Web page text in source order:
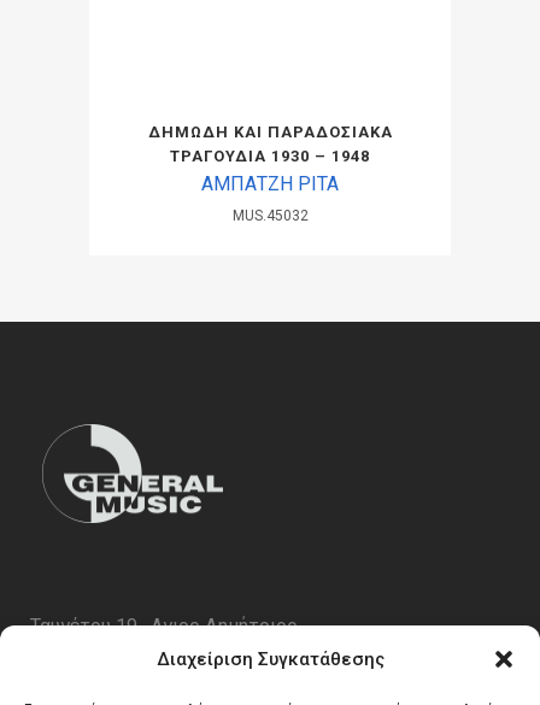
Διαχείριση Συγκατάθεσης
ΔΗΜΩΔΗ ΚΑΙ ΠΑΡΑΔΟΣΙΑΚΑ
ΤΡΑΓΟΥΔΙΑ 1930 – 1948
ΑΜΠΑΤΖΗ ΡΙΤΑ
MUS.45032
Ταυγέτου 19 , Αγιος Δημήτριος